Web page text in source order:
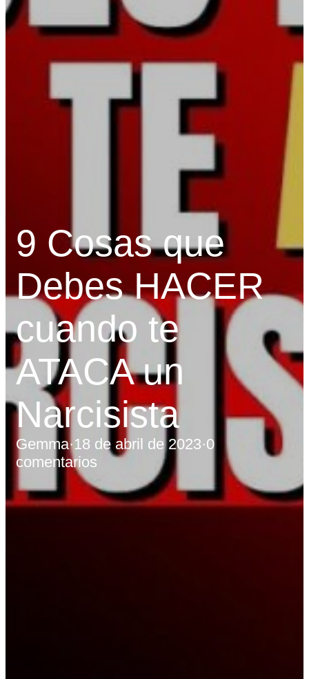
9 Cosas que
Debes HACER
cuando te
ATACA un
Narcisista
Gemma·18 de abril de 2023·0
comentarios